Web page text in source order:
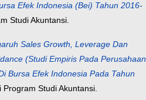
Efek Indonesia (Bei) Tahun 2016-
Studi Akuntansi.
Sales Growth, Leverage Dan
(Studi Empiris Pada Perusahaan
Bursa Efek Indonesia Pada Tahun
Program Studi Akuntansi.